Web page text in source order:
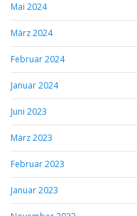
Mai 2024
März 2024
Februar 2024
Januar 2024
Juni 2023
März 2023
Februar 2023
Januar 2023